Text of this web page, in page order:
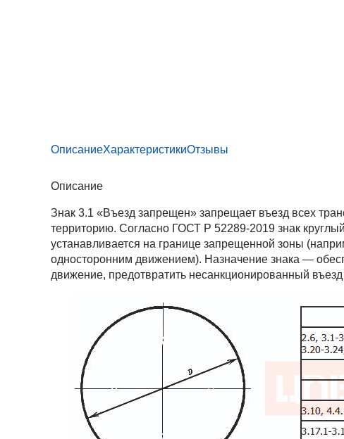
ОписаниеХарактеристикиОтзывы
Описание
Знак 3.1 «Въезд запрещен» запрещает въезд всех
территорию. Согласно ГОСТ Р 52289-2019 знак
устанавливается на границе запрещенной зоны
односторонним движением). Назначение знака —
движение, предотвратить несанкционированный